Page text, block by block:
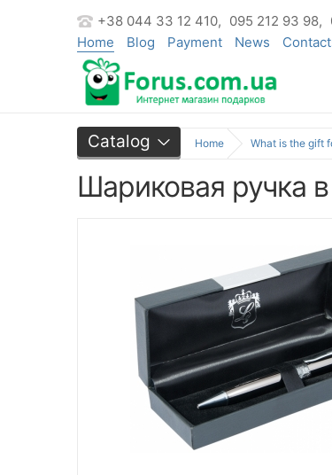
+38 044 33 12 410, 095 212 93 98,
Home
Blog Payment News
Catalog Home What is the gift
Шариковая ручка